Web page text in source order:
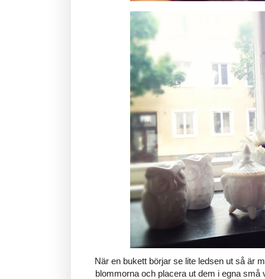
När en bukett börjar se lite ledsen ut så är
blommorna och placera ut dem i egna små